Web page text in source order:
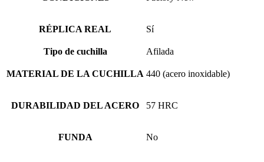
RÉPLICA REAL Sí
Tipo de cuchilla Afilada
MATERIAL DE LA CUCHILLA 440 (acero inoxidable)
DURABILIDAD DEL ACERO 57 HRC
FUNDA No